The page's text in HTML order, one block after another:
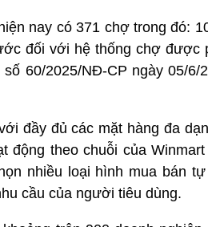
nay có 371 chợ trong đó:
đối với hệ thống chợ được
60/2025/NĐ-CP ngày 05/6/
đầy đủ các mặt hàng đa
động theo chuỗi của
nhiều loại hình mua bán
cầu của người tiêu dùng.